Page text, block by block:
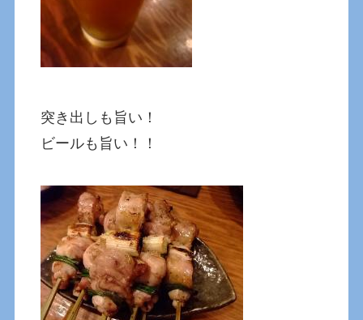
突き出しも旨い！
ビールも旨い！！